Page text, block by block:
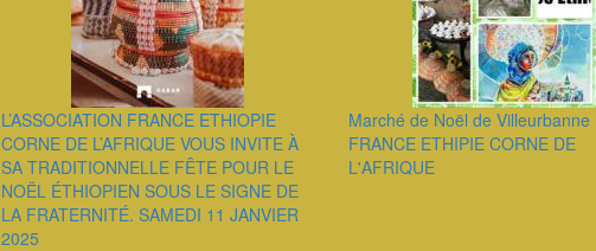
L’ASSOCIATION FRANCE ETHIOPIE
CORNE DE L’AFRIQUE VOUS INVITE À
SA TRADITIONNELLE FÊTE POUR LE
NOËL ÉTHIOPIEN SOUS LE SIGNE DE
LA FRATERNITÉ. SAMEDI 11 JANVIER
2025
Marché de Noël de Villeurbanne
FRANCE ETHIPIE CORNE DE
L'AFRIQUE